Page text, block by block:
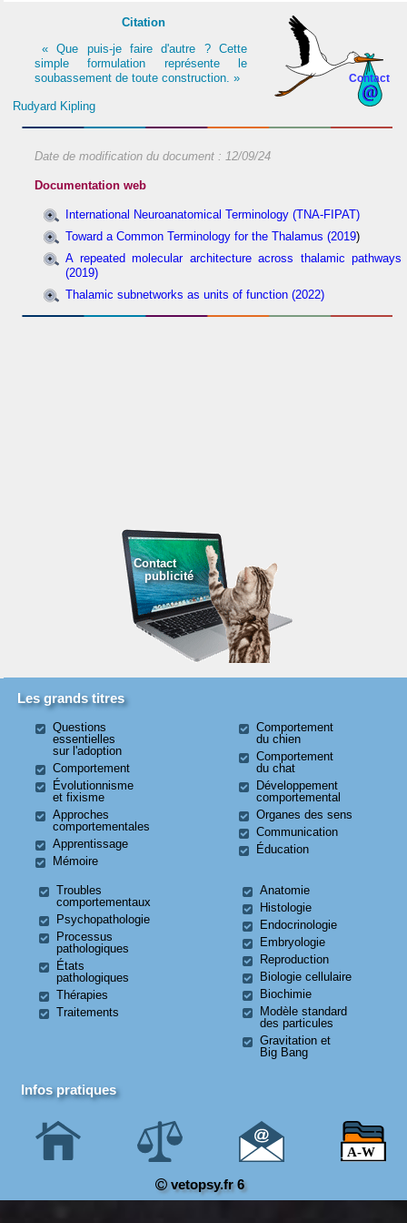
Contact
Citation
« Que puis-je faire d'autre ? Cette
simple formulation représente le
soubassement de toute construction. »
Rudyard Kipling
Date de modification du document : 12/09/24
Documentation web
International Neuroanatomical Terminology (TNA-FIPAT)
Toward a Common Terminology for the Thalamus (2019)
A repeated molecular architecture across thalamic pathways
(2019)
Thalamic subnetworks as units of function (2022)
Contact
publicité
Les grands titres
Questions
essentielles
sur l'adoption
Comportement
Évolutionnisme
et fixisme
Approches
comportementales
Apprentissage
Mémoire
Comportement
du chien
Comportement
du chat
Développement
comportemental
Organes des sens
Communication
Éducation
Troubles
comportementaux
Psychopathologie
Processus
pathologiques
États
pathologiques
Thérapies
Traitements
Anatomie
Histologie
Endocrinologie
Embryologie
Reproduction
Biologie cellulaire
Biochimie
Modèle standard
des particules
Gravitation et
Big Bang
Infos pratiques
vetopsy.fr 6